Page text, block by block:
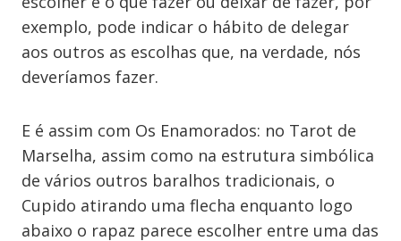
exemplo, pode indicar o hábito de delegar
aos outros as escolhas que, na verdade, nós
deveríamos fazer.
E é assim com Os Enamorados: no Tarot de
Marselha, assim como na estrutura simbólica
de vários outros baralhos tradicionais, o
Cupido atirando uma flecha enquanto logo
abaixo o rapaz parece escolher entre uma das